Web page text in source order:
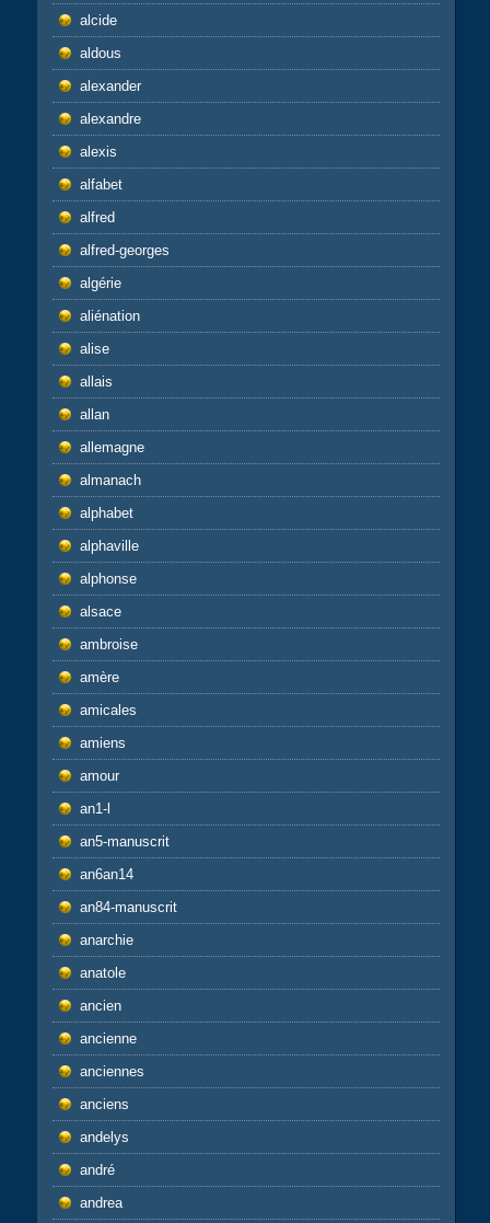
alcide
aldous
alexander
alexandre
alexis
alfabet
alfred
alfred-georges
algérie
aliénation
alise
allais
allan
allemagne
almanach
alphabet
alphaville
alphonse
alsace
ambroise
amère
amicales
amiens
amour
an1-l
an5-manuscrit
an6an14
an84-manuscrit
anarchie
anatole
ancien
ancienne
anciennes
anciens
andelys
andré
andrea